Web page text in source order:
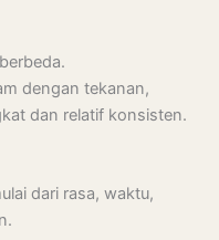
dengan tekanan,
dan relatif konsisten.
dari rasa, waktu,